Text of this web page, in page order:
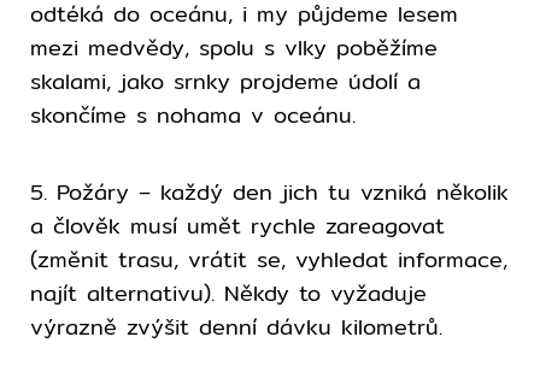
odtéká do oceánu, i my půjdeme lesem
mezi medvědy, spolu s vlky poběžíme
skalami, jako srnky projdeme údolí a
skončíme s nohama v oceánu.
5. Požáry – každý den jich tu vzniká několik
a člověk musí umět rychle zareagovat
(změnit trasu, vrátit se, vyhledat informace,
najít alternativu). Někdy to vyžaduje
výrazně zvýšit denní dávku kilometrů.